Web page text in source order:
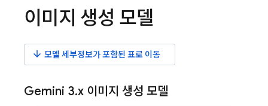
이미지 생성 모델
arrow_downward 모델 세부정보가 포함된 표로 이동
Gemini 3.x 이미지 생성 모델